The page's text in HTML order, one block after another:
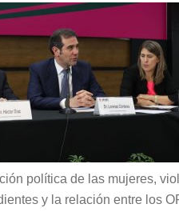
política de las mujeres,
y la relación entre los